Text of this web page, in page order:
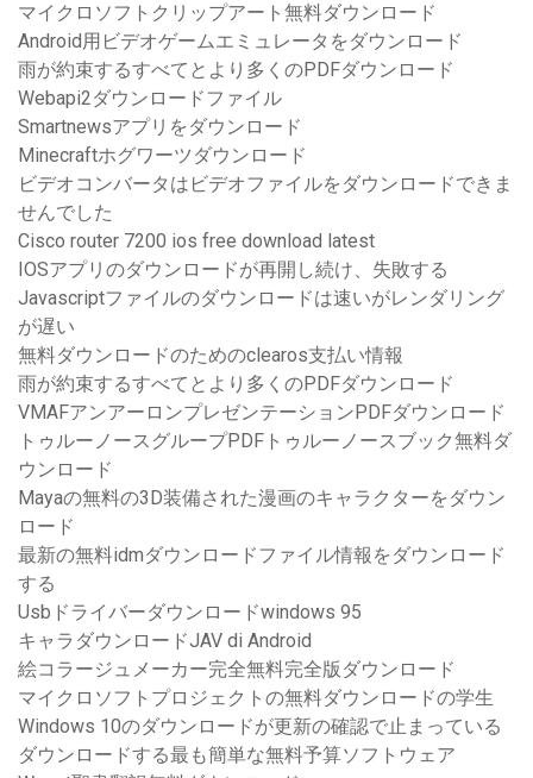
マイクロソフトクリップアート無料ダウンロード
Android用ビデオゲームエミュレータをダウンロード
雨が約束するすべてとより多くのPDFダウンロード
Webapi2ダウンロードファイル
Smartnewsアプリをダウンロード
Minecraftホグワーツダウンロード
ビデオコンバータはビデオファイルをダウンロードできま
せんでした
Cisco router 7200 ios free download latest
IOSアプリのダウンロードが再開し続け、失敗する
Javascriptファイルのダウンロードは速いがレンダリング
が遅い
無料ダウンロードのためのclearos支払い情報
雨が約束するすべてとより多くのPDFダウンロード
VMAFアンアーロンプレゼンテーションPDFダウンロード
トゥルーノースグループPDFトゥルーノースブック無料ダ
ウンロード
Mayaの無料の3D装備された漫画のキャラクターをダウン
ロード
最新の無料idmダウンロードファイル情報をダウンロード
する
Usbドライバーダウンロードwindows 95
キャラダウンロードJAV di Android
絵コラージュメーカー完全無料完全版ダウンロード
マイクロソフトプロジェクトの無料ダウンロードの学生
Windows 10のダウンロードが更新の確認で止まっている
ダウンロードする最も簡単な無料予算ソフトウェア